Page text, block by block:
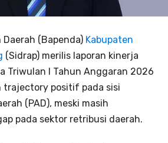
(Bapenda) Kabupaten
(Sidrap) merilis laporan kinerja
Triwulan I Tahun Anggaran 2026
trajectory positif pada sisi
(PAD), meski masih
pada sektor retribusi daerah.